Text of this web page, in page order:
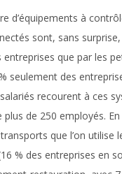
d’équipements à
sont, sans
que par les
seulement des
recourent à ces
plus de 250 employés.
que l’on utilise
% des entreprises en